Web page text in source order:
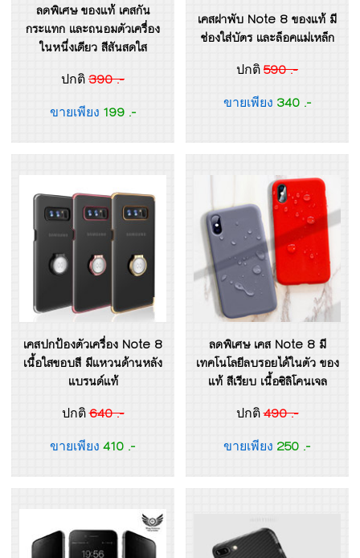
ลดพิเศษ ของแท้ เคสกัน
กระแทก และถนอมตัวเครื่อง
ในหนึ่งเดียว สีสันสดใส
ปกติ 390 .-
ขายเพียง 199 .-
เคสฝาพับ Note 8 ของแท้ มี
ช่องใส่บัตร และล็อคแม่เหล็ก
ปกติ 590 .-
ขายเพียง 340 .-
เคสปกป้องตัวเครื่อง Note 8
เนื้อใสขอบสี มีแหวนด้านหลัง
แบรนด์แท้
ปกติ640 .-
ขายเพียง 410 .-
ลดพิเศษ เคส Note 8 มี
เทคโนโลยีลบรอยได้ในตัว ของ
แท้ สีเรียบ เนื้อซิลิโคนเจล
ปกติ490 .-
ขายเพียง 250 .-